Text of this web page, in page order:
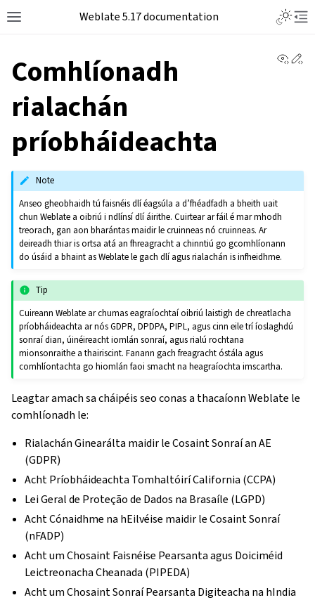
Weblate 5.17 documentation
Comhlíonadh
rialachán
príobháideachta
Note
Anseo gheobhaidh tú faisnéis dlí éagsúla a d’fhéadfadh a bheith uait
chun Weblate a oibriú i ndlínsí dlí áirithe. Cuirtear ar fáil é mar mhodh
treorach, gan aon bharántas maidir le cruinneas nó cruinneas. Ar
deireadh thiar is ortsa atá an fhreagracht a chinntiú go gcomhlíonann
do úsáid a bhaint as Weblate le gach dlí agus rialachán is infheidhme.
Tip
Cuireann Weblate ar chumas eagraíochtaí oibriú laistigh de chreatlacha
príobháideachta ar nós GDPR, DPDPA, PIPL, agus cinn eile trí íoslaghdú
sonraí dian, úinéireacht iomlán sonraí, agus rialú rochtana
mionsonraithe a thairiscint. Fanann gach freagracht óstála agus
comhlíontachta go hiomlán faoi smacht na heagraíochta imscartha.
Leagtar amach sa cháipéis seo conas a thacaíonn Weblate le
comhlíonadh le:
Rialachán Ginearálta maidir le Cosaint Sonraí an AE
(GDPR)
Acht Príobháideachta Tomhaltóirí California (CCPA)
Lei Geral de Proteção de Dados na Brasaíle (LGPD)
Acht Cónaidhme na hEilvéise maidir le Cosaint Sonraí
(nFADP)
Acht um Chosaint Faisnéise Pearsanta agus Doiciméid
Leictreonacha Cheanada (PIPEDA)
Acht um Chosaint Sonraí Pearsanta Digiteacha na hIndia